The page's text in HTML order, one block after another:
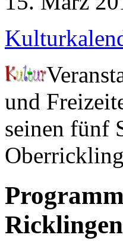
und
seinen fünf